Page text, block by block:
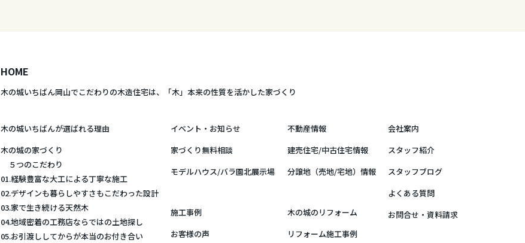
HOME
木の城いちばん岡山でこだわりの木造住宅は、 「木」本来の性質を活かした家づくり
木の城いちばんが選ばれる理由
木の城の家づくり
５つのこだわり
01.経験豊富な大工による丁寧な施工
02.デザインも暮らしやすさもこだわった設計
03.家で生き続ける天然木
04.地域密着の工務店ならではの土地探し
05.お引渡ししてからが本当のお付き合い
イベント・お知らせ
家づくり無料相談
モデルハウス/バラ園北展示場
施工事例
お客様の声
不動産情報
建売住宅/中古住宅情報
分譲地（売地/宅地）情報
木の城のリフォーム
リフォーム施工事例
会社案内
スタッフ紹介
スタッフブログ
よくある質問
お問合せ・資料請求